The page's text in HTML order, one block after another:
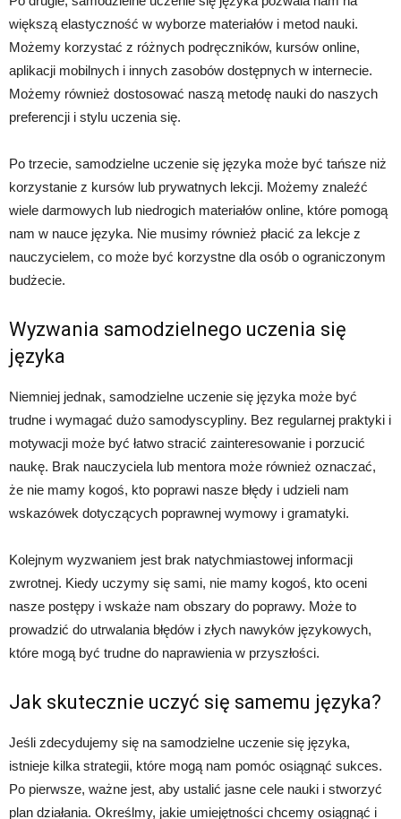
większą elastyczność w wyborze materiałów i metod nauki.
Możemy korzystać z różnych podręczników, kursów online,
aplikacji mobilnych i innych zasobów dostępnych w internecie.
Możemy również dostosować naszą metodę nauki do naszych
preferencji i stylu uczenia się.
Po trzecie, samodzielne uczenie się języka może być tańsze niż
korzystanie z kursów lub prywatnych lekcji. Możemy znaleźć
wiele darmowych lub niedrogich materiałów online, które pomogą
nam w nauce języka. Nie musimy również płacić za lekcje z
nauczycielem, co może być korzystne dla osób o ograniczonym
budżecie.
Wyzwania samodzielnego uczenia się
języka
Niemniej jednak, samodzielne uczenie się języka może być
trudne i wymagać dużo samodyscypliny. Bez regularnej praktyki i
motywacji może być łatwo stracić zainteresowanie i porzucić
naukę. Brak nauczyciela lub mentora może również oznaczać,
że nie mamy kogoś, kto poprawi nasze błędy i udzieli nam
wskazówek dotyczących poprawnej wymowy i gramatyki.
Kolejnym wyzwaniem jest brak natychmiastowej informacji
zwrotnej. Kiedy uczymy się sami, nie mamy kogoś, kto oceni
nasze postępy i wskaże nam obszary do poprawy. Może to
prowadzić do utrwalania błędów i złych nawyków językowych,
które mogą być trudne do naprawienia w przyszłości.
Jak skutecznie uczyć się samemu języka?
Jeśli zdecydujemy się na samodzielne uczenie się języka,
istnieje kilka strategii, które mogą nam pomóc osiągnąć sukces.
Po pierwsze, ważne jest, aby ustalić jasne cele nauki i stworzyć
plan działania. Określmy, jakie umiejętności chcemy osiągnąć i